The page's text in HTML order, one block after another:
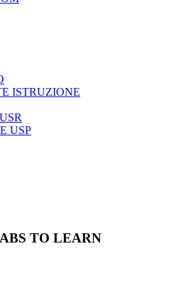
ISTRUZIONE
USP
TO LEARN